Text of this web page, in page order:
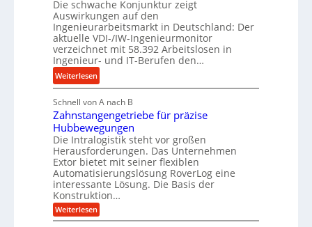
H
y
d
r
a
u
l
i
m
V
e
r
g
l
e
a
n
g
l
e
b
i
g
e
K
u
g
e
l
g
e
w
n
e
s
s
t
e
i
g
e
r
t
U
m
s
a
t
z
Die schwache Konjunktur zeigt
Auswirkungen auf den
Ingenieurarbeitsmarkt in Deutschland: Der
aktuelle VDI-/IW-Ingenieurmonitor
verzeichnet mit 58.392 Arbeitslosen in
Ingenieur- und IT-Berufen den…
Weiterlesen:
M
e
h
r
A
r
b
e
i
t
s
Schnell von A nach B
Zahnstangengetriebe für präzise
Hubbewegungen
Die Intralogistik steht vor großen
Herausforderungen. Das Unternehmen
Extor bietet mit seiner flexiblen
Automatisierungslösung RoverLog eine
interessante Lösung. Die Basis der
Konstruktion…
Weiterlesen:
Z